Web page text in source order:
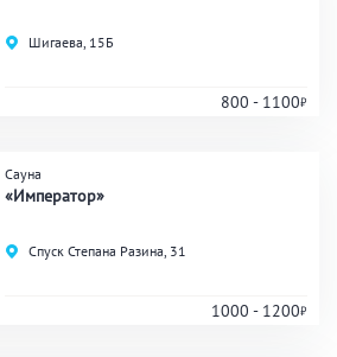
Шигаева, 15Б
800 - 1100
Сауна
«Император»
Спуск Степана Разина, 31
1000 - 1200